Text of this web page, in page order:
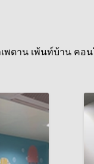
พดาน เพ้นท์บ้าน ค